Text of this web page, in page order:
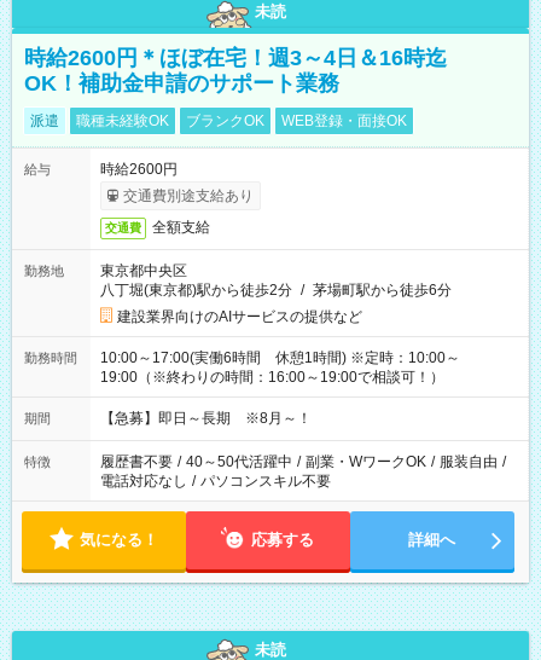
未読
時給2600円＊ほぼ在宅！週3～4日＆16時迄
OK！補助金申請のサポート業務
派遣 職種未経験OK ブランクOK WEB登録・面接OK
給与
時給2600円
交通費別途支給あり
交通費 全額支給
勤務地
東京都中央区
八丁堀(東京都)駅から徒歩2分 / 茅場町駅から徒歩6分
建設業界向けのAIサービスの提供など
勤務時間
10:00～17:00(実働6時間 休憩1時間) ※定時：10:00～
19:00（※終わりの時間：16:00～19:00で相談可！）
期間 【急募】即日～長期 ※8月～！
特徴 履歴書不要 / 40～50代活躍中 / 副業・WワークOK / 服装自由 /
電話対応なし / パソコンスキル不要
気になる！ 応募する 詳細へ
未読